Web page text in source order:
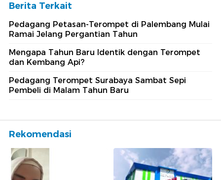
Berita Terkait
Pedagang Petasan-Terompet di Palembang Mulai
Ramai Jelang Pergantian Tahun
Mengapa Tahun Baru Identik dengan Terompet
dan Kembang Api?
Pedagang Terompet Surabaya Sambat Sepi
Pembeli di Malam Tahun Baru
Rekomendasi